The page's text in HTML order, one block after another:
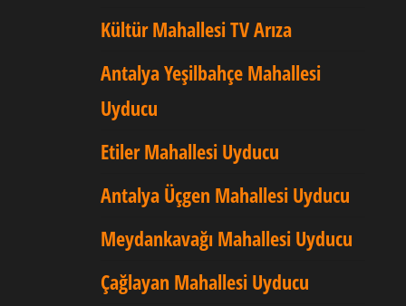
Kültür Mahallesi TV Arıza
Antalya Yeşilbahçe Mahallesi
Uyducu
Etiler Mahallesi Uyducu
Antalya Üçgen Mahallesi Uyducu
Meydankavağı Mahallesi Uyducu
Çağlayan Mahallesi Uyducu